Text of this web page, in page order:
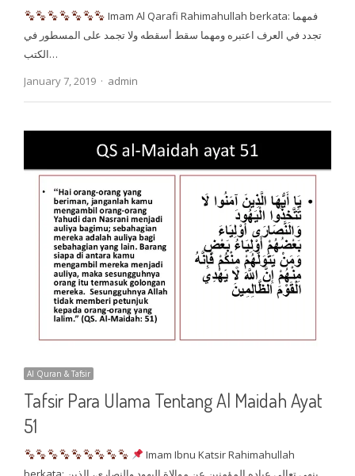
Imam Al Qarafi Rahimahullah berkata: فمهما
تجدد في العرف اعتبره ومهما سقط أسقطه ولا تجمد على المسطور في
الكتب…
January 7, 2019
Author
admin
Al Quran & Tafsir
Tafsir Para Ulama Tentang Al Maidah Ayat
51
Imam Ibnu Katsir Rahimahullah